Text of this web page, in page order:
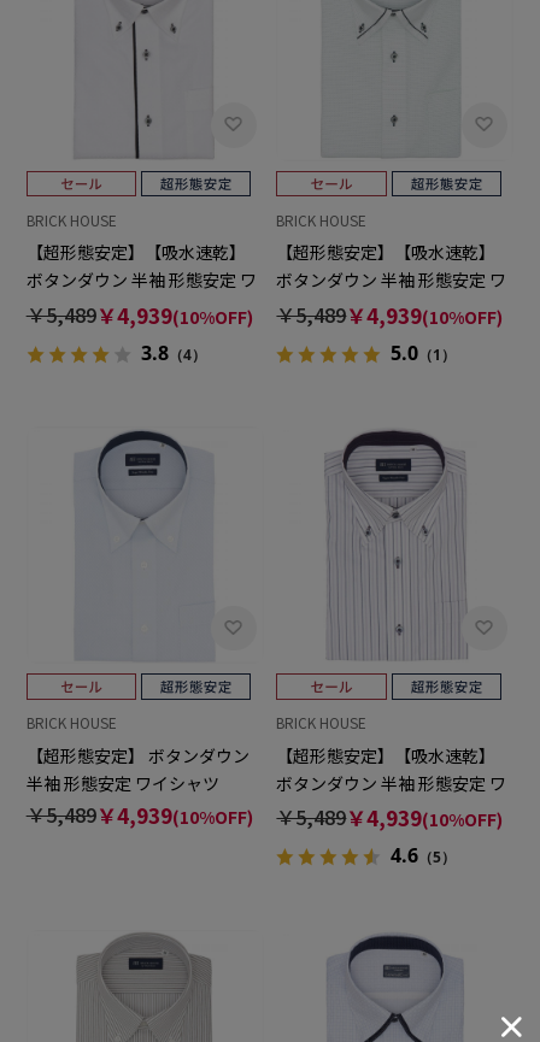
BRICK HOUSE
【超形態安定】【吸水速乾】
ボタンダウン 半袖 形態安定 ワ
イシャツ
￥5,489￥4,939(10%OFF)
3.8（4）
BRICK HOUSE
【超形態安定】【吸水速乾】
ボタンダウン 半袖 形態安定 ワ
イシャツ
￥5,489￥4,939(10%OFF)
5.0 （1）
BRICK HOUSE
【超形態安定】 ボタンダウン
半袖 形態安定 ワイシャツ
￥5,489￥4,939(10%OFF)
BRICK HOUSE
【超形態安定】【吸水速乾】
ボタンダウン 半袖 形態安定 ワ
イシャツ
￥5,489￥4,939(10%OFF)
4.6 （5）